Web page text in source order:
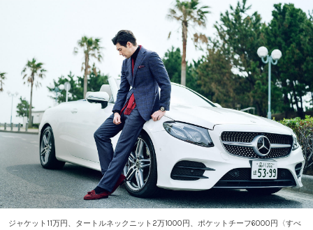
ジャケット11万円、タートルネックニット2万1000円、ポケットチーフ6000円〈すべ